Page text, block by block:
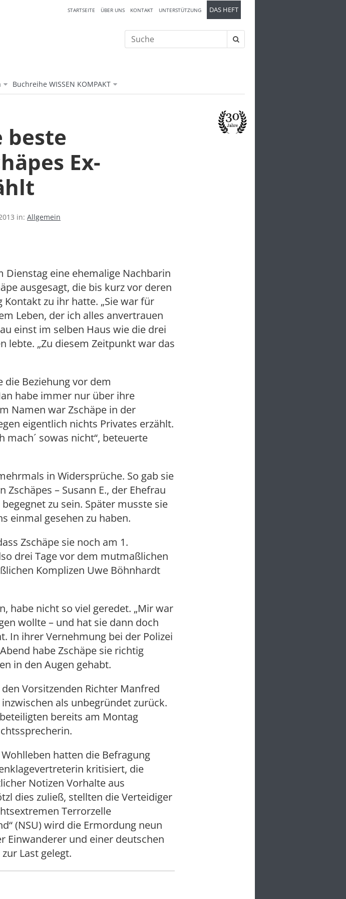
Buchreihe WISSEN KOMPAKT
STARTSEITE ÜBER UNS KONTAKT UNTERSTÜTZUNG DAS HEFT
Suche
nach:
beste
Ex-
in: Allgemein
Dienstag eine ehemalige Nachbarin
ausgesagt, die bis kurz vor deren
zu ihr hatte. „Sie war für
Leben, der ich alles anvertrauen
einst im selben Haus wie die drei
lebte. „Zu diesem Zeitpunkt war das
die Beziehung vor dem
habe immer nur über ihre
Namen war Zschäpe in der
eigentlich nichts Privates erzählt.
mach´ sowas nicht“, beteuerte
in Widersprüche. So gab sie
– Susann E., der Ehefrau
zu sein. Später musste sie
einmal gesehen zu haben.
Zschäpe sie noch am 1.
drei Tage vor dem mutmaßlichen
Komplizen Uwe Böhnhardt
habe nicht so viel geredet. „Mir war
wollte – und hat sie dann doch
In ihrer Vernehmung bei der Polizei
habe Zschäpe sie richtig
in den Augen gehabt.
Vorsitzenden Richter Manfred
als unbegründet zurück.
bereits am Montag
hatten die Befragung
kritisiert, die
Notizen Vorhalte aus
dies zuließ, stellten die Verteidiger
Terrorzelle
(NSU) wird die Ermordung neun
Einwanderer und einer deutschen
Last gelegt.